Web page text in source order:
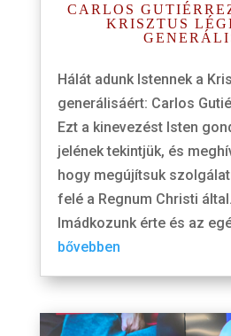
CARLOS
KRISZTUS
Hálát adunk Istennek a
generálisáért: Carlos
Ezt a kinevezést Isten
jelének tekintjük, és
hogy megújítsuk
felé a Regnum Christi
Imádkozunk érte és az
bővebben